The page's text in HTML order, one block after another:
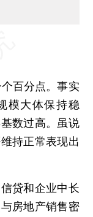
百分点。事实
模大体保持稳
数过高。虽说
持正常表现出
贷和企业中长
房地产销售密